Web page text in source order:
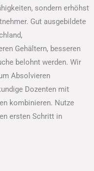
sondern erhöhst
Gut ausgebildete
Gehältern, besseren
belohnt werden. Wir
Absolvieren
Dozenten mit
kombinieren. Nutze
ersten Schritt in